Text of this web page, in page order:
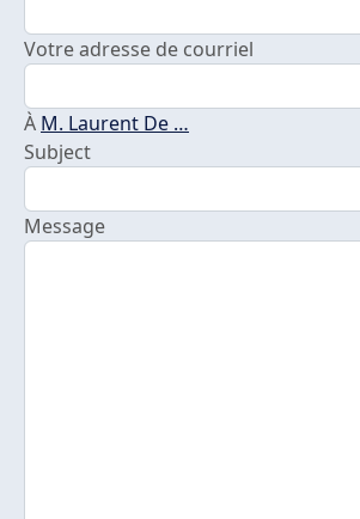
Votre adresse de courriel
À M. Laurent De …
Subject
Message